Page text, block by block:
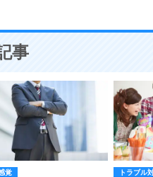
事
覚 トラブル